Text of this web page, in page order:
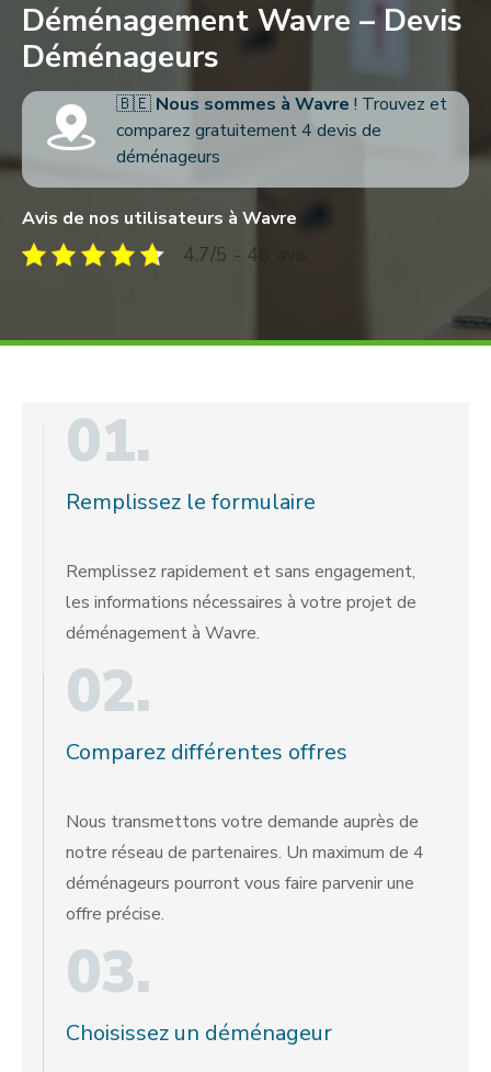
Déménagement Wavre – Devis
Déménageurs
🇧🇪 Nous sommes à Wavre ! Trouvez et
comparez gratuitement 4 devis de
déménageurs
Avis de nos utilisateurs à Wavre
4.7/5 - 46 avis
01.
Remplissez le formulaire
Remplissez rapidement et sans engagement,
les informations nécessaires à votre projet de
déménagement à Wavre.
02.
Comparez différentes offres
Nous transmettons votre demande auprès de
notre réseau de partenaires. Un maximum de 4
déménageurs pourront vous faire parvenir une
offre précise.
03.
Choisissez un déménageur